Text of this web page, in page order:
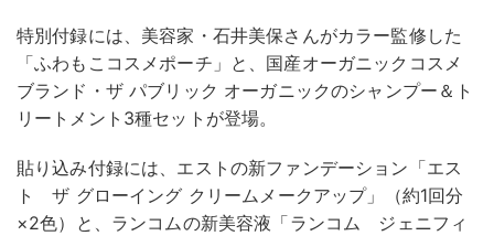
特別付録には、美容家・石井美保さんがカラー監修した
「ふわもこコスメポーチ」と、国産オーガニックコスメ
ブランド・ザ パブリック オーガニックのシャンプー＆ト
リートメント3種セットが登場。
貼り込み付録には、エストの新ファンデーション「エス
ト ザ グローイング クリームメークアップ」（約1回分
×2色）と、ランコムの新美容液「ランコム ジェニフィ